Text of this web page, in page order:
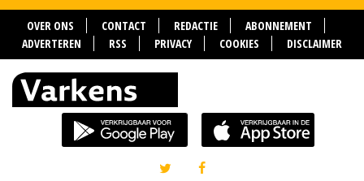
OVER ONS CONTACT REDACTIE
ABONNEMENT
ADVERTEREN
RSS PRIVACY COOKIES DISCLAIMER